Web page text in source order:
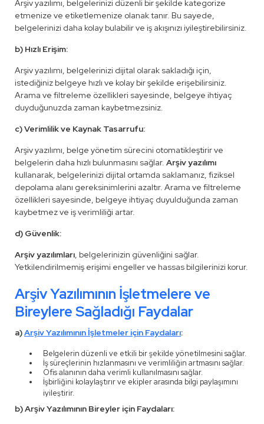
Arşiv yazılımı, belgelerinizi düzenli bir şekilde kategorize
etmenize ve etiketlemenize olanak tanır. Bu sayede,
belgelerinizi daha kolay bulabilir ve iş akışınızı iyileştirebilirsiniz.
b) Hızlı Erişim:
Arşiv yazılımı, belgelerinizi dijital olarak sakladığı için,
istediğiniz belgeye hızlı ve kolay bir şekilde erişebilirsiniz.
Arama ve filtreleme özellikleri sayesinde, belgeye ihtiyaç
duyduğunuzda zaman kaybetmezsiniz.
c) Verimlilik ve Kaynak Tasarrufu:
Arşiv yazılımı, belge yönetim sürecini otomatikleştirir ve
belgelerin daha hızlı bulunmasını sağlar. Arşiv yazılımı
kullanarak, belgelerinizi dijital ortamda saklamanız, fiziksel
depolama alanı gereksinimlerini azaltır. Arama ve filtreleme
özellikleri sayesinde, belgeye ihtiyaç duyulduğunda zaman
kaybetmez ve iş verimliliği artar.
d) Güvenlik:
Arşiv yazılımları, belgelerinizin güvenliğini sağlar.
Yetkilendirilmemiş erişimi engeller ve hassas bilgilerinizi korur.
Arşiv Yazılımının İşletmelere ve
Bireylere Sağladığı Faydalar
a)Arşiv Yazılımının İşletmeler için Faydaları:
Belgelerin düzenli ve etkili bir şekilde yönetilmesini sağlar.
İş süreçlerinin hızlanmasını ve verimliliğin artmasını sağlar.
Ofis alanının daha verimli kullanılmasını sağlar.
İşbirliğini kolaylaştırır ve ekipler arasında bilgi paylaşımını
iyileştirir.
b) Arşiv Yazılımının Bireyler için Faydaları: